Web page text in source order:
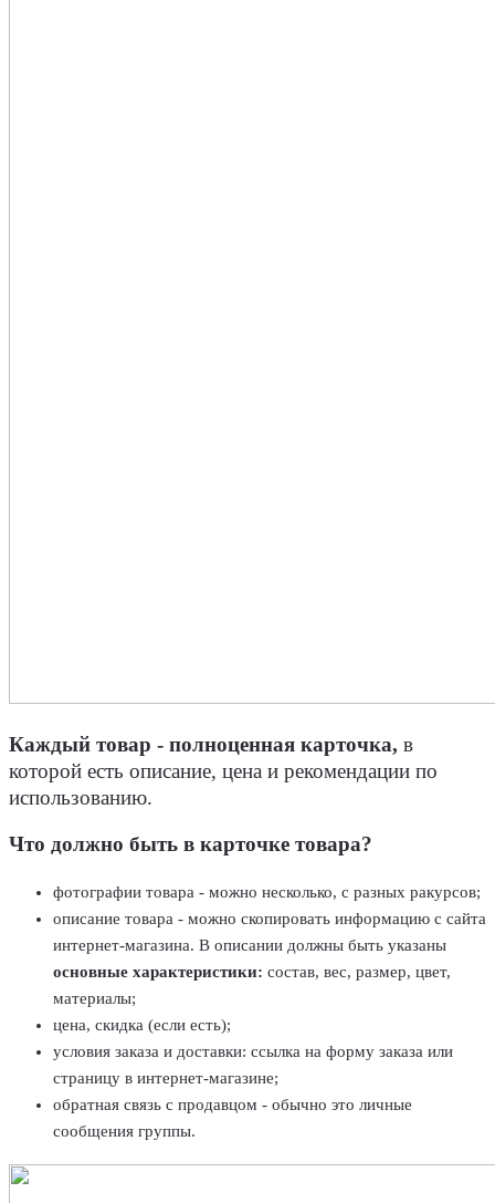
Каждый товар - полноценная карточка, в
которой есть описание, цена и рекомендации по
использованию.
Что должно быть в карточке товара?
фотографии товара - можно несколько, с разных ракурсов;
описание товара - можно скопировать информацию с сайта
интернет-магазина. В описании должны быть указаны
основные характеристики: состав, вес, размер, цвет,
материалы;
цена, скидка (если есть);
условия заказа и доставки: ссылка на форму заказа или
страницу в интернет-магазине;
обратная связь с продавцом - обычно это личные
сообщения группы.